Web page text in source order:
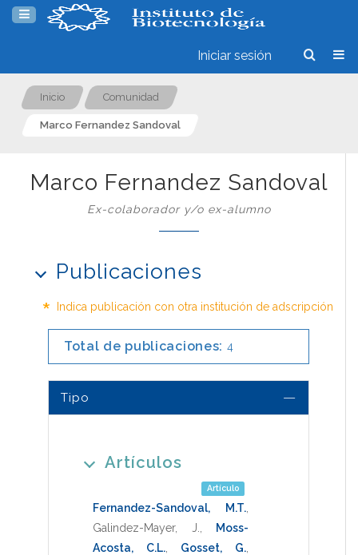
Iniciar sesión
Inicio Comunidad
Marco Fernandez Sandoval
Marco Fernandez Sandoval
Ex-colaborador y/o ex-alumno
Publicaciones
* Indica publicación con otra institución de adscripción
Total de publicaciones: 4
Tipo
Artículos
Artículo
Fernandez-Sandoval, M.T.
Galindez-Mayer, J.
Moss-
Acosta, C.L., Gosset, G.